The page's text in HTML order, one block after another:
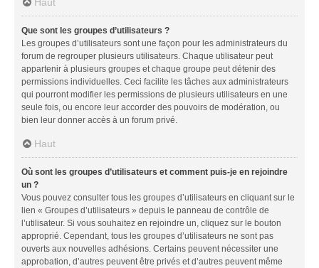
Que sont les groupes d’utilisateurs ?
Les groupes d’utilisateurs sont une façon pour les administrateurs du
forum de regrouper plusieurs utilisateurs. Chaque utilisateur peut
appartenir à plusieurs groupes et chaque groupe peut détenir des
permissions individuelles. Ceci facilite les tâches aux administrateurs
qui pourront modifier les permissions de plusieurs utilisateurs en une
seule fois, ou encore leur accorder des pouvoirs de modération, ou
bien leur donner accès à un forum privé.
Haut
Où sont les groupes d’utilisateurs et comment puis-je en rejoindre
un ?
Vous pouvez consulter tous les groupes d’utilisateurs en cliquant sur le
lien « Groupes d’utilisateurs » depuis le panneau de contrôle de
l’utilisateur. Si vous souhaitez en rejoindre un, cliquez sur le bouton
approprié. Cependant, tous les groupes d’utilisateurs ne sont pas
ouverts aux nouvelles adhésions. Certains peuvent nécessiter une
approbation, d’autres peuvent être privés et d’autres peuvent même